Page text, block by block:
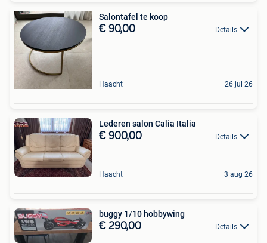
Salontafel te koop
€ 90,00 Details
Haacht 26 jul 26
Lederen salon Calia Italia
€ 900,00 Details
Haacht 3 aug 26
buggy 1/10 hobbywing
€ 290,00 Details